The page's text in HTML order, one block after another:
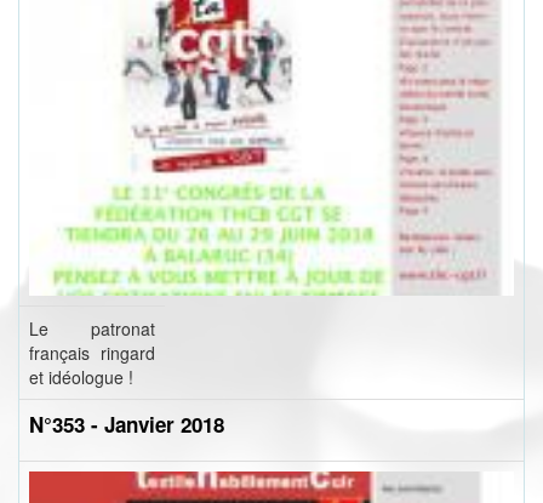
Le patronat
français ringard
et idéologue !
N°353 - Janvier 2018